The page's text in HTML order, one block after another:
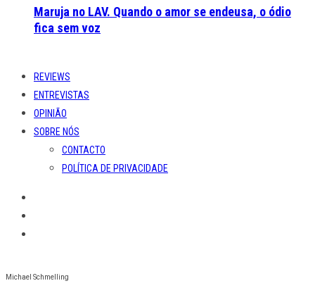
Maruja no LAV. Quando o amor se endeusa, o ódio
fica sem voz
REVIEWS
ENTREVISTAS
OPINIÃO
SOBRE NÓS
CONTACTO
POLÍTICA DE PRIVACIDADE
Michael Schmelling